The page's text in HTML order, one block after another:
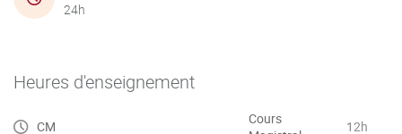
24h
Heures d'enseignement
CM
Cours
12h